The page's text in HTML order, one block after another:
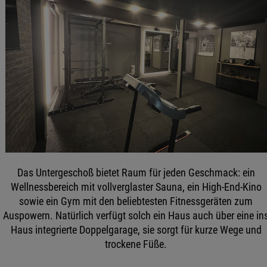
Das Untergeschoß bietet Raum für jeden Geschmack: ein
Wellnessbereich mit vollverglaster Sauna, ein High-End-Kino
sowie ein Gym mit den beliebtesten Fitnessgeräten zum
Auspowern. Natürlich verfügt solch ein Haus auch über eine
Haus integrierte Doppelgarage, sie sorgt für kurze Wege und
trockene Füße.